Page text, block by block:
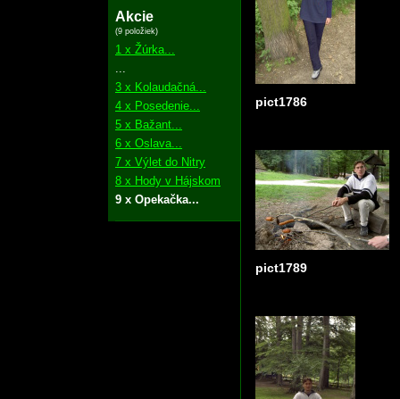
Akcie
(9 položiek)
1 x Žúrka...
3 x Kolaudačná...
4 x Posedenie...
5 x Bažant...
6 x Oslava...
7 x Výlet do Nitry
8 x Hody v Hájskom
9 x Opekačka...
pict1786
pict1789